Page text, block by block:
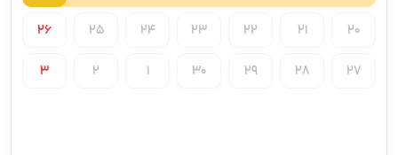
20
21
22
23
24
25
26
27
28
29
30
1
2
3